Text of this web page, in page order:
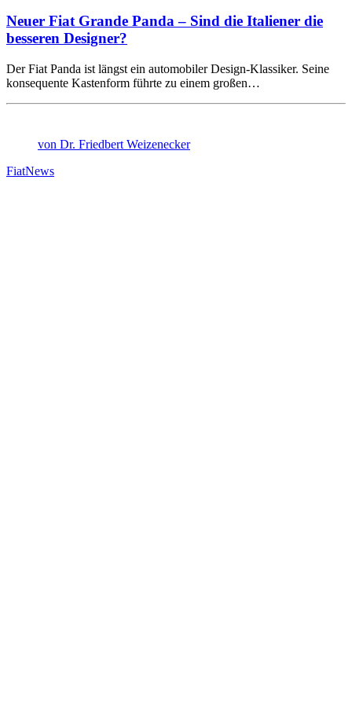
Neuer Fiat Grande Panda – Sind die Italiener die
besseren Designer?
Der Fiat Panda ist längst ein automobiler Design-Klassiker. Seine
konsequente Kastenform führte zu einem großen…
von Dr. Friedbert Weizenecker
FiatNews